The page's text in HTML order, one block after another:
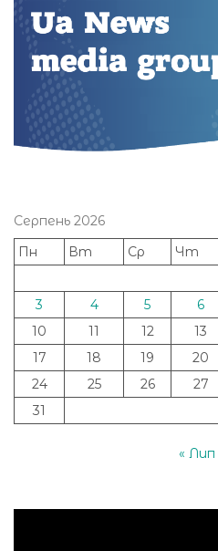
Серпень 2026
Пн
Вт Ср Чт
3
4 5 6
10
11 12 13
17
18 19 20
24
25 26 27
31
« Лип